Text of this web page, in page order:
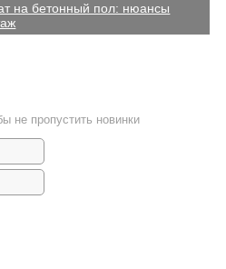
на бетонный пол: нюансы
не пропустить новинки